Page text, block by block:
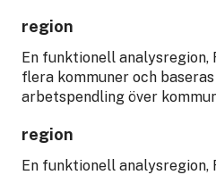
region
En funktionell analysregion,
flera kommuner och
arbetspendling över
region
En funktionell analysregion,